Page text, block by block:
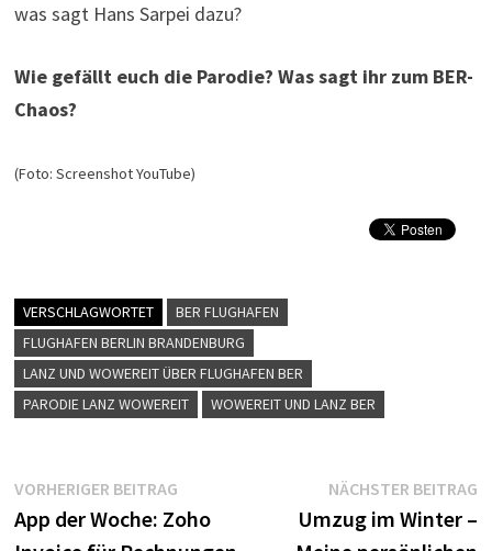
was sagt Hans Sarpei dazu?
Wie gefällt euch die Parodie? Was sagt ihr zum BER-
Chaos?
(Foto: Screenshot YouTube)
VERSCHLAGWORTET
BER FLUGHAFEN
FLUGHAFEN BERLIN BRANDENBURG
LANZ UND WOWEREIT ÜBER FLUGHAFEN BER
PARODIE LANZ WOWEREIT
WOWEREIT UND LANZ BER
Beitragsnavigation
VORHERIGER BEITRAGVorheriger
Beitrag:
App der Woche: Zoho
NÄCHSTER BEITRAG
Umzug im Winter –